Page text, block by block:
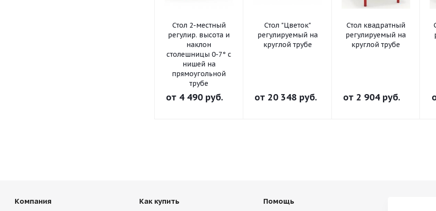
Стол 2-местный
регулир. высота и
наклон
столешницы 0-7° с
нишей на
прямоугольной
трубе
от 4 490 руб.
Стол "Цветок"
регулируемый на
круглой трубе
от 20 348 руб.
Стол квадратный
регулируемый на
круглой трубе
от 2 904 руб.
Компания Как купить Помощь